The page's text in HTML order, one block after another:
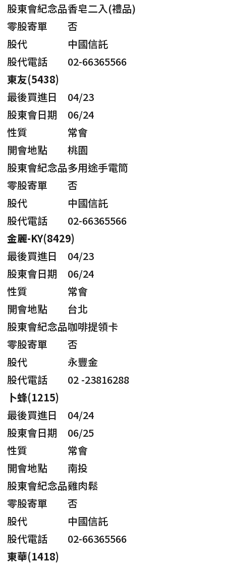
股東會紀念品香皂二入(禮品)
零股寄單
否
股代
中國信託
股代電話
02-66365566
東友(5438)
最後買進日
04/23
股東會日期
06/24
性質
常會
開會地點
桃園
股東會紀念品多用途手電筒
零股寄單
否
股代
中國信託
股代電話
02-66365566
金麗-KY(8429)
最後買進日
04/23
股東會日期
06/24
性質
常會
開會地點
台北
股東會紀念品咖啡提領卡
零股寄單
否
股代
永豐金
股代電話
02 -23816288
卜蜂(1215)
最後買進日
04/24
股東會日期
06/25
性質
常會
開會地點
南投
股東會紀念品雞肉鬆
零股寄單
否
股代
中國信託
股代電話
02-66365566
東華(1418)